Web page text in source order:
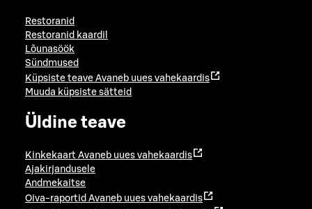
Restoranid
Restoranid kaardil
Lõunasöök
Sündmused
Küpsiste teave Avaneb uues vahekaardis
Muuda küpsiste sätteid
Üldine teave
Kinkekaart Avaneb uues vahekaardis
Ajakirjandusele
Andmekaitse
Oiva-raportid Avaneb uues vahekaardis